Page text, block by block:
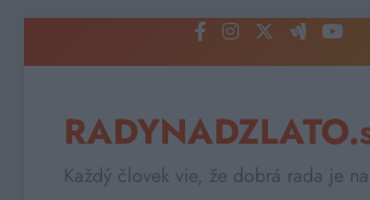
to
Každý človek vie, že dobrá rada je